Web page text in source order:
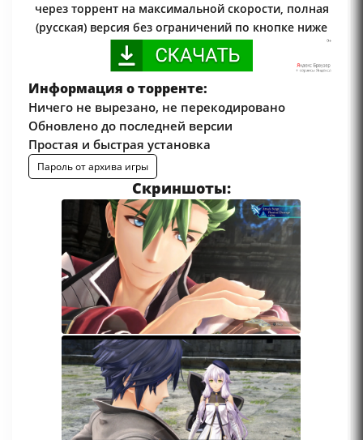
через торрент на максимальной скорости, полная
(русская) версия без ограничений по кнопке ниже
Информация о торренте:
Ничего не вырезано, не перекодировано
Обновлено до последней версии
Простая и быстрая установка
Пароль от архива игры
Скриншоты: